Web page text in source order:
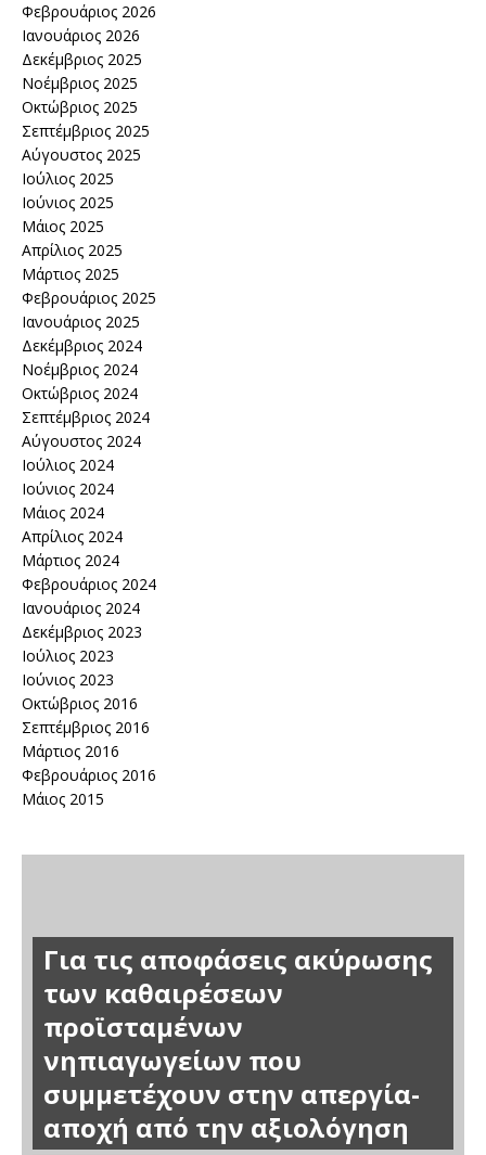
Φεβρουάριος 2026
Ιανουάριος 2026
Δεκέμβριος 2025
Νοέμβριος 2025
Οκτώβριος 2025
Σεπτέμβριος 2025
Αύγουστος 2025
Ιούλιος 2025
Ιούνιος 2025
Μάιος 2025
Απρίλιος 2025
Μάρτιος 2025
Φεβρουάριος 2025
Ιανουάριος 2025
Δεκέμβριος 2024
Νοέμβριος 2024
Οκτώβριος 2024
Σεπτέμβριος 2024
Αύγουστος 2024
Ιούλιος 2024
Ιούνιος 2024
Μάιος 2024
Απρίλιος 2024
Μάρτιος 2024
Φεβρουάριος 2024
Ιανουάριος 2024
Δεκέμβριος 2023
Ιούλιος 2023
Ιούνιος 2023
Οκτώβριος 2016
Σεπτέμβριος 2016
Μάρτιος 2016
Φεβρουάριος 2016
Μάιος 2015
Για τις αποφάσεις ακύρωσης
των καθαιρέσεων
προϊσταμένων
νηπιαγωγείων που
συμμετέχουν στην απεργία-
αποχή από την αξιολόγηση